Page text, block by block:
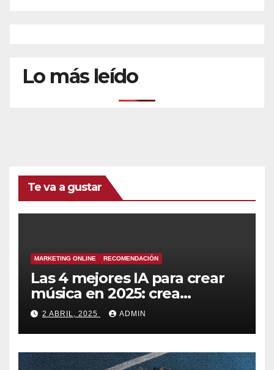
Lo más leído
Te va a gustar
MARKETING ONLINE RECOMENDACIÓN
Las 4 mejores IA para crear
música en 2025: crea
canciones increíbles en
2 ABRIL, 2025 ADMIN